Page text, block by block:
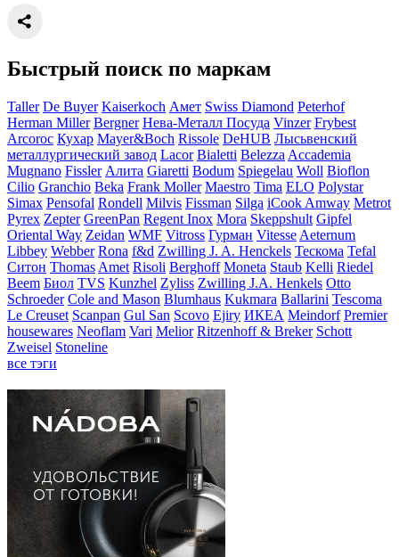
Быстрый поиск по маркам
Taller De Buyer Kaiserkoch Амет Swiss Diamond Peterhof
Herman Miller Bergner Нева-Металл Посуда Vinzer Frybest
Arcoroc Кухар Mayer&Boch Rissole DeHUB Лысьвенский
металлургический завод Lacor Bialetti Belezza Accademia
Mugnano Fissler Алита Giaretti Bodum Spiegelau Woll Bioflon
Cilio Granchio Beka Frank Moller Maestro Tima ELO Polystar
Simax Pensofal Rondell Milvis Fissman Silga iCook Amway Metrot
Pyrex Zepter GreenPan Regent Inox Mora Skeppshult Gipfel
Oriental Way Zeidan WMF Vitross Гурман Vitesse Aeternum
Libbey Webber Rona f&d Zwilling J. A. Henckels Тескома Tefal
Ситон Thomas Amet Risoli Berghoff Moneta Staub Kelli Riedel
Beem Биол TVS Kunzhel Zyliss Zwilling J.A. Henkels Otto
Schroeder Cole and Mason Blumhaus Kukmara Ballarini Tescoma
Le Creuset Scanpan Gul San Scovo Ejiry ИКЕА Meindorf Premier
housewares Neoflam Vari Melior Ritzenhoff & Breker Schott
Zweisel Stoneline
все тэги